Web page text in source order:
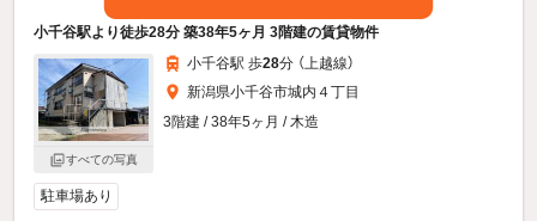
小千谷駅より徒歩28分 築38年5ヶ月 3階建の賃貸物件
すべての写真
小千谷駅 歩28分 （上越線）
新潟県小千谷市城内４丁目
3階建 / 38年5ヶ月 / 木造
駐車場あり